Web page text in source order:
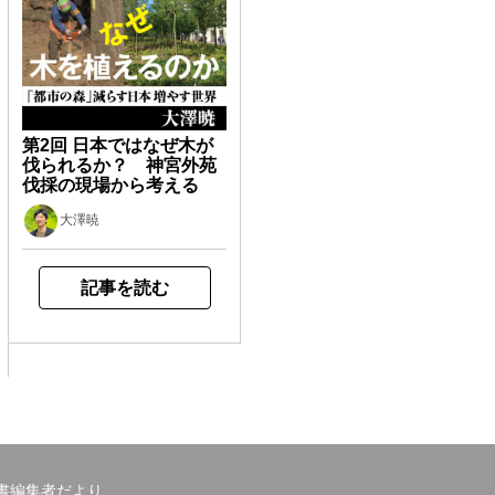
第2回 日本ではなぜ木が
伐られるか？ 神宮外苑
伐採の現場から考える
大澤暁
記事を読む
編集者だより